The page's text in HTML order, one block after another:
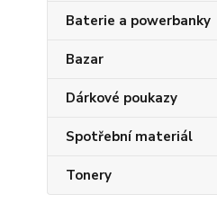
Baterie a powerbanky
Bazar
Dárkové poukazy
Spotřební materiál
Tonery